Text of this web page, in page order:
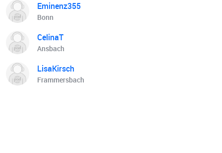
Eminenz355
Bonn
CelinaT
Ansbach
LisaKirsch
Frammersbach